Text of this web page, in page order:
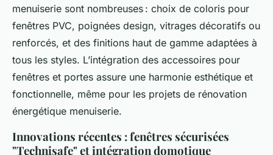
menuiserie sont nombreuses : choix de coloris pour
fenêtres PVC, poignées design, vitrages décoratifs ou
renforcés, et des finitions haut de gamme adaptées à
tous les styles. L’intégration des accessoires pour
fenêtres et portes assure une harmonie esthétique et
fonctionnelle, même pour les projets de rénovation
énergétique menuiserie.
Innovations récentes : fenêtres sécurisées
"Technisafe" et intégration domotique